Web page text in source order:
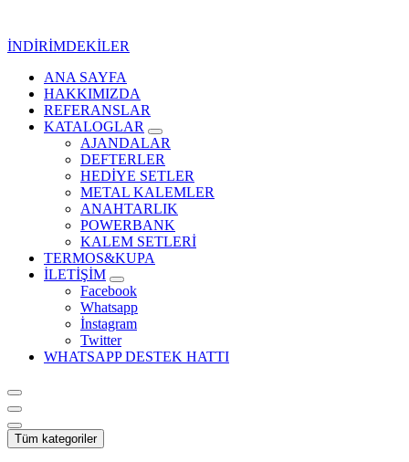
İNDİRİMDEKİLER
Kurumsal Promosyon-Hediyelik
ANA SAYFA
HAKKIMIZDA
REFERANSLAR
KATALOGLAR
AJANDALAR
DEFTERLER
HEDİYE SETLER
METAL KALEMLER
ANAHTARLIK
POWERBANK
KALEM SETLERİ
TERMOS&KUPA
İLETİŞİM
Facebook
Whatsapp
İnstagram
Twitter
WHATSAPP DESTEK HATTI
Tüm kategoriler